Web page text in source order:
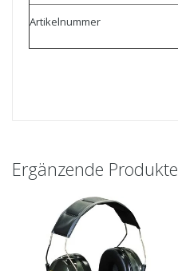
Artikelnummer
Ergänzende Produkte